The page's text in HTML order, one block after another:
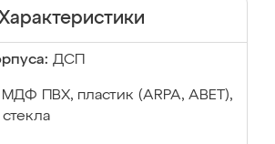
ДСП
ПВХ, пластик (ARPA, ABET),